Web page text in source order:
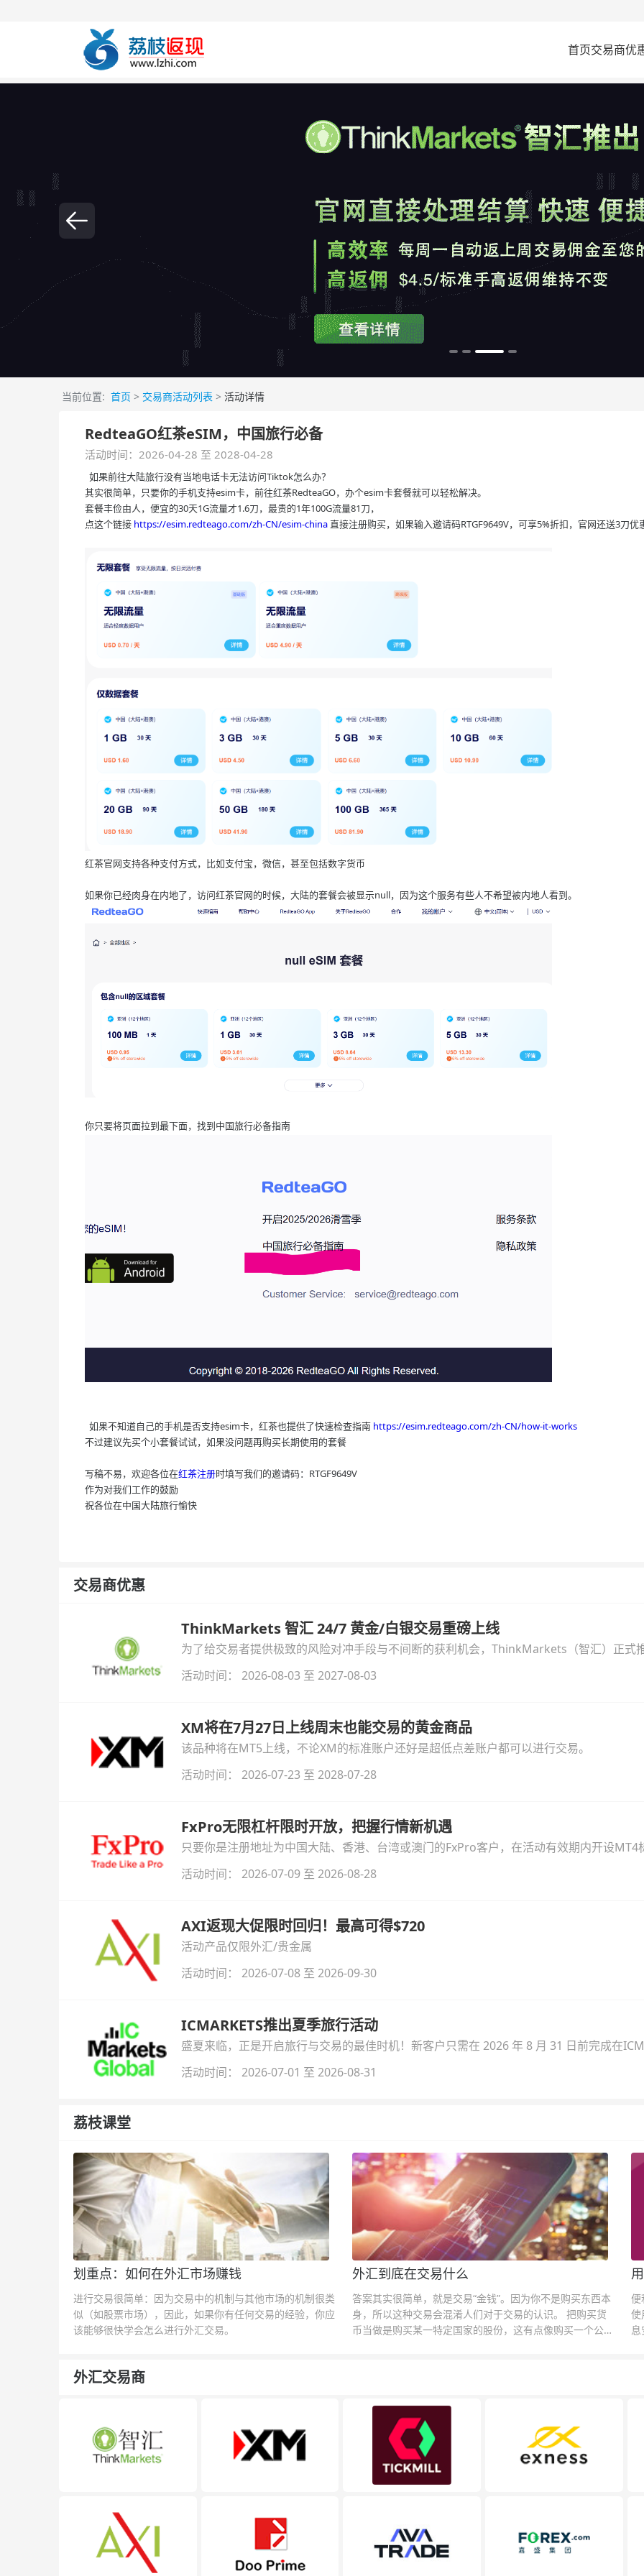
首页交易商优
当前位置: 首页 > 交易商活动列表 > 活动详情
RedteaGO红茶eSIM，中国旅行必备
活动时间：2026-04-28 至 2028-04-28
如果前往大陆旅行没有当地电话卡无法访问Tiktok怎么办？
其实很简单，只要你的手机支持esim卡，前往红茶RedteaGO，办个esim卡套餐就可以轻松解决。
套餐丰俭由人，便宜的30天1G流量才1.6刀，最贵的1年100G流量81刀，
点这个链接 https://esim.redteago.com/zh-CN/esim-china 直接注册购买，如果输入邀请码RTGF9649V，可享5%折扣，官网还送3刀优
红茶官网支持各种支付方式，比如支付宝，微信，甚至包括数字货币
如果你已经肉身在内地了，访问红茶官网的时候，大陆的套餐会被显示null，因为这个服务有些人不希望被内地人看到。
你只要将页面拉到最下面，找到中国旅行必备指南
如果不知道自己的手机是否支持esim卡，红茶也提供了快速检查指南 https://esim.redteago.com/zh-CN/how-it-works
不过建议先买个小套餐试试，如果没问题再购买长期使用的套餐
写稿不易，欢迎各位在红茶注册时填写我们的邀请码：RTGF9649V
作为对我们工作的鼓励
祝各位在中国大陆旅行愉快
交易商优惠
ThinkMarkets 智汇 24/7 黄金/白银交易重磅上线
为了给交易者提供极致的风险对冲手段与不间断的获利机会，ThinkMarkets（智汇）正式
与白银交易！本文将为您详细拆解本次升级的核心交易品种、杠杆配置、支持软件及交易
活动时间： 2026-08-03 至 2027-08-03
XM将在7月27日上线周末也能交易的黄金商品
该品种将在MT5上线，不论XM的标准账户还好是超低点差账户都可以进行交易。
活动时间： 2026-07-23 至 2028-07-28
FxPro无限杠杆限时开放，把握行情新机遇
只要你是注册地址为中国大陆、香港、台湾或澳门的FxPro客户，在活动有效期内开设
自动解锁无限倍杠杆福利，无需额外复杂操作。
活动时间： 2026-07-09 至 2026-08-28
AXI返现大促限时回归！最高可得$720
活动产品仅限外汇/贵金属
活动时间： 2026-07-08 至 2026-09-30
ICMARKETS推出夏季旅行活动
盛夏来临，正是开启旅行与交易的最佳时机！新客户只需在 2026 年 8 月 31 日前完成在
金即可参与！
活动时间： 2026-07-01 至 2026-08-31
荔枝课堂
划重点：如何在外汇市场赚钱
进行交易很简单：因为交易中的机制与其他市场的机制很类
似（如股票市场），因此，如果你有任何交易的经验，你应
该能够很快学会怎么进行外汇交易。
外汇到底在交易什么
答案其实很简单，就是交易“金钱”。因为你不是购买东西本
身，所以这种交易会混淆人们对于交易的认识。 把购买货
币当做是购买某一特定国家的股份，这有点像购买一个公司
便
使
外汇交易商